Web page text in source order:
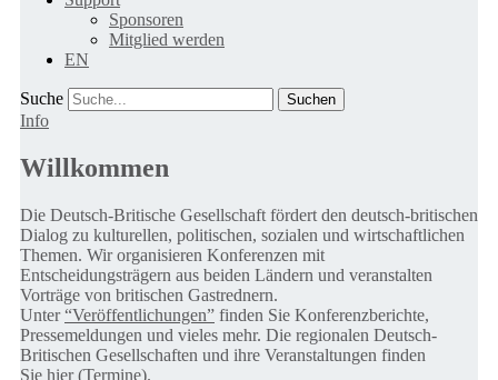
Sponsoren
Mitglied werden
EN
Suche
Info
Willkommen
Die Deutsch-Britische Gesellschaft fördert den deutsch-britischen
Dialog zu kulturellen, politischen, sozialen und wirtschaftlichen
Themen. Wir organisieren Konferenzen mit
Entscheidungsträgern aus beiden Ländern und veranstalten
Vorträge von britischen Gastrednern.
Unter“Veröffentlichungen” finden Sie Konferenzberichte,
Pressemeldungen und vieles mehr. Die regionalen Deutsch-
Britischen Gesellschaften und ihre Veranstaltungen finden
Sie hier (Termine).